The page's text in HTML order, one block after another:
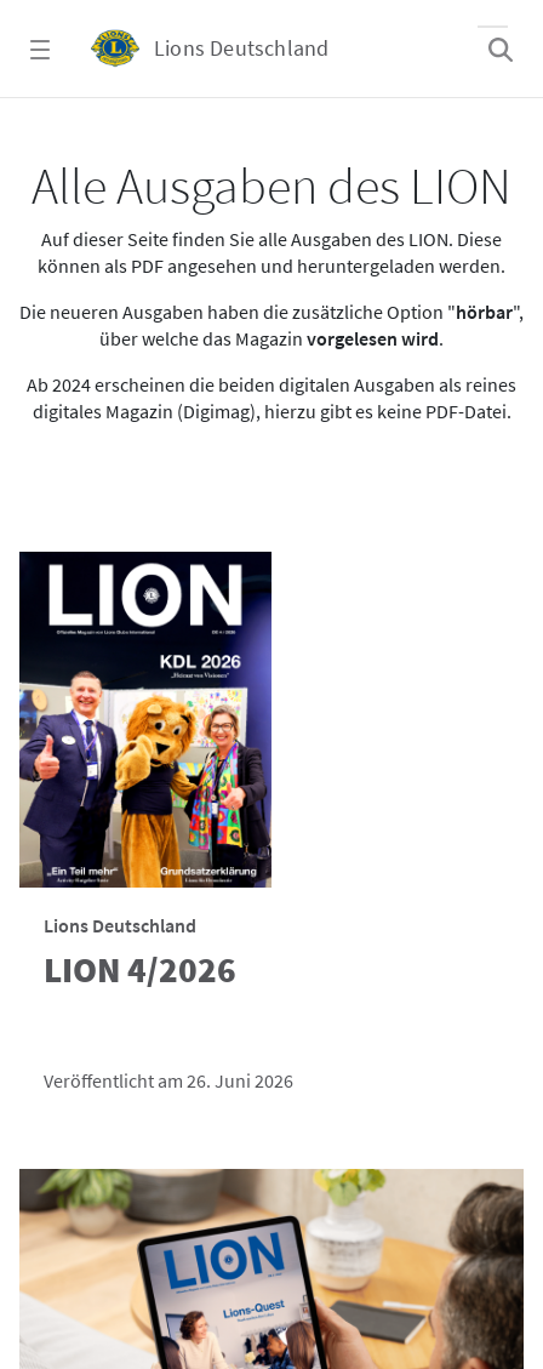
Lions Deutschland
Alle Ausgaben des LION
Auf dieser Seite finden Sie alle Ausgaben des LION. Diese
können als PDF angesehen und heruntergeladen werden.
Die neueren Ausgaben haben die zusätzliche Option "hörbar",
über welche das Magazin vorgelesen wird.
Ab 2024 erscheinen die beiden digitalen Ausgaben als reines
digitales Magazin (Digimag), hierzu gibt es keine PDF-Datei.
Lions Deutschland
LION 4/2026
Veröffentlicht am 26. Juni 2026